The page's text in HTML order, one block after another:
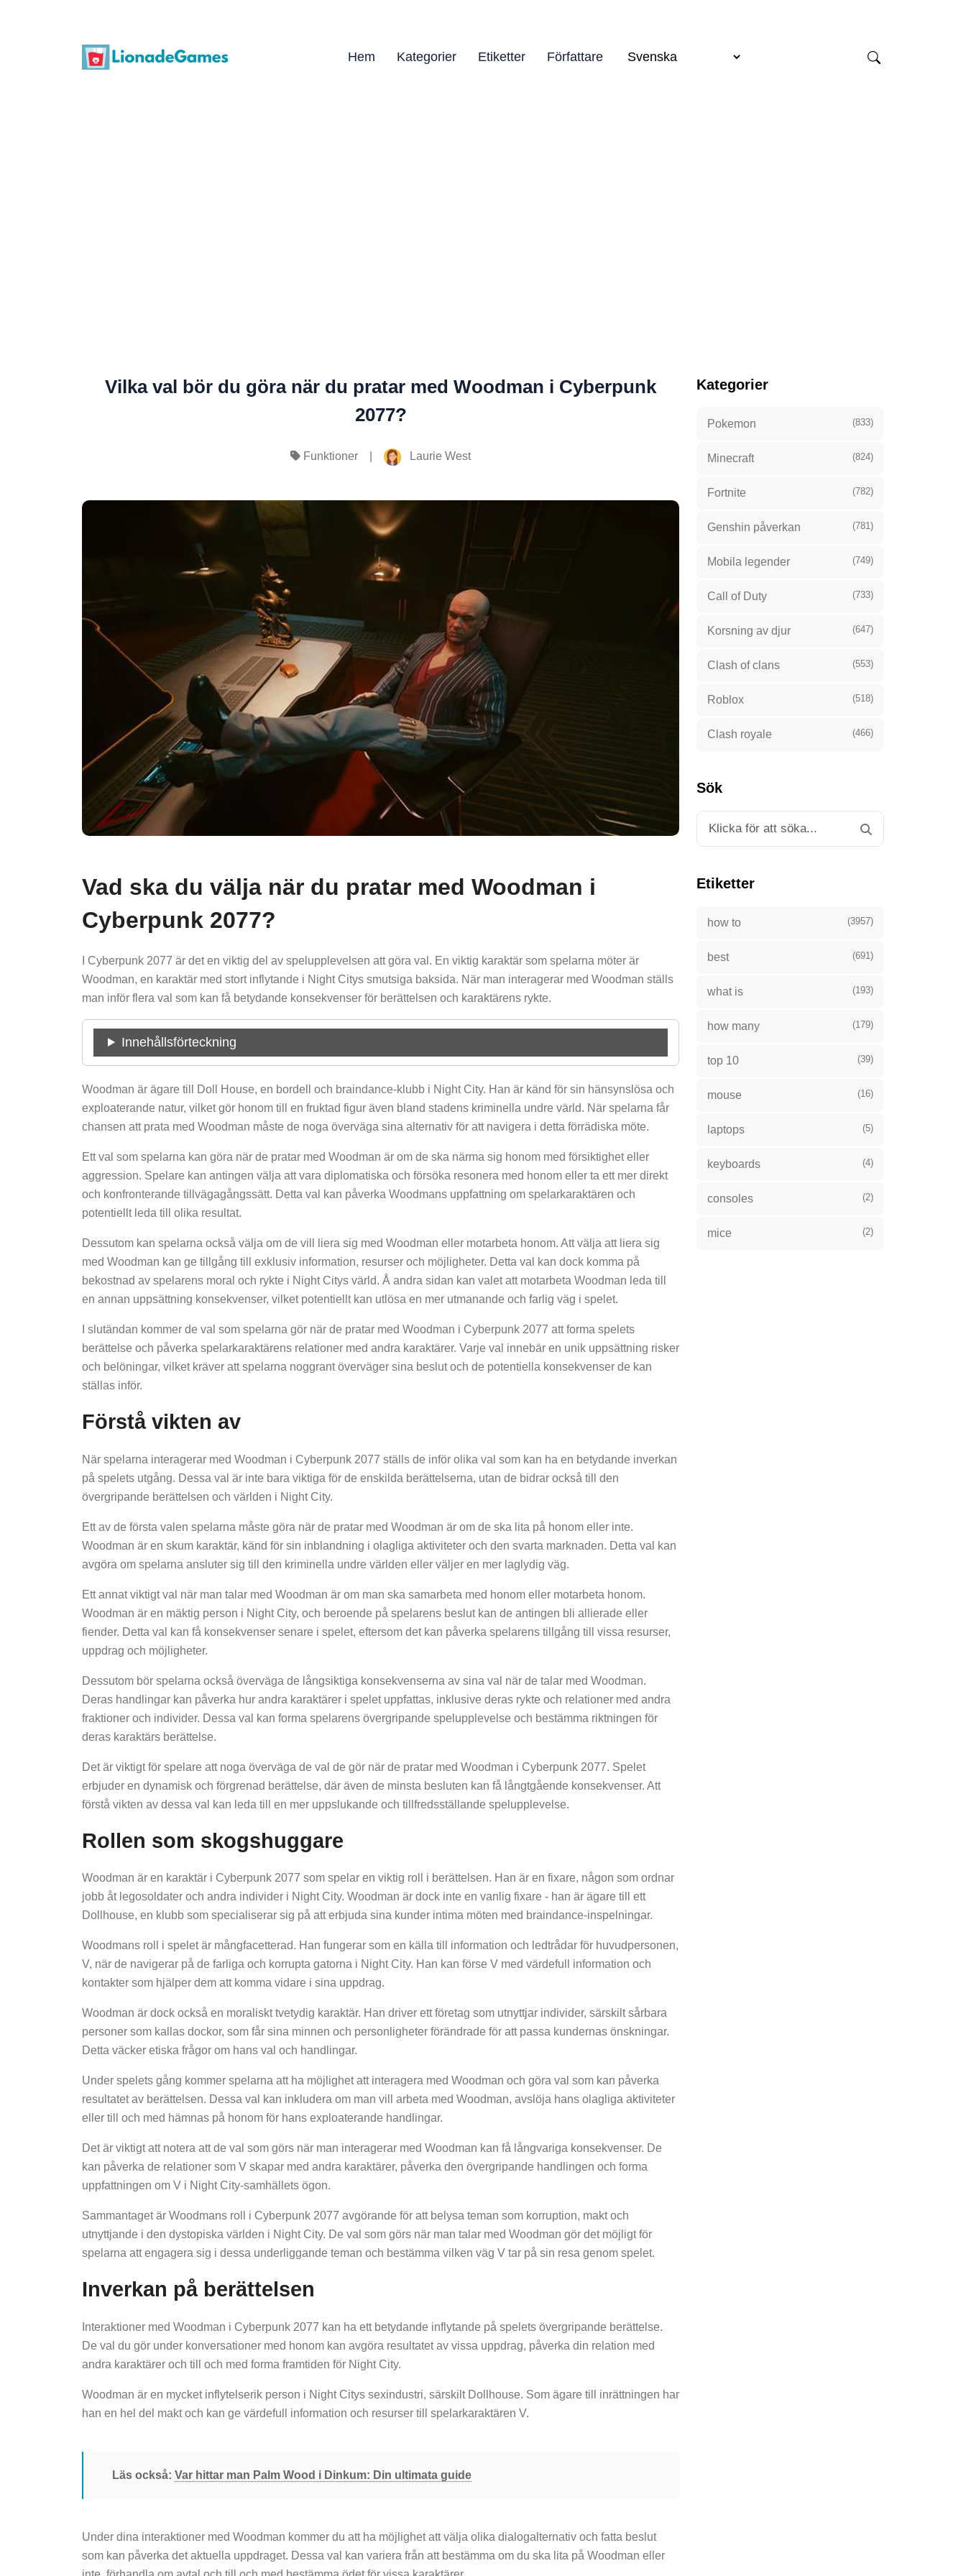
Hem Kategorier Etiketter Författare
Vilka val bör du göra när du pratar med Woodman i Cyberpunk
2077?
Funktioner Laurie West
Vad ska du välja när du pratar med Woodman i
Cyberpunk 2077?
I Cyberpunk 2077 är det en viktig del av spelupplevelsen att göra val. En viktig karaktär som spelarna möter är
Woodman, en karaktär med stort inflytande i Night Citys smutsiga baksida. När man interagerar med Woodman ställs
man inför flera val som kan få betydande konsekvenser för berättelsen och karaktärens rykte.
Innehållsförteckning
Woodman är ägare till Doll House, en bordell och braindance-klubb i Night City. Han är känd för sin hänsynslösa och
exploaterande natur, vilket gör honom till en fruktad figur även bland stadens kriminella undre värld. När spelarna får
chansen att prata med Woodman måste de noga överväga sina alternativ för att navigera i detta förrädiska möte.
Ett val som spelarna kan göra när de pratar med Woodman är om de ska närma sig honom med försiktighet eller
aggression. Spelare kan antingen välja att vara diplomatiska och försöka resonera med honom eller ta ett mer direkt
och konfronterande tillvägagångssätt. Detta val kan påverka Woodmans uppfattning om spelarkaraktären och
potentiellt leda till olika resultat.
Dessutom kan spelarna också välja om de vill liera sig med Woodman eller motarbeta honom. Att välja att liera sig
med Woodman kan ge tillgång till exklusiv information, resurser och möjligheter. Detta val kan dock komma på
bekostnad av spelarens moral och rykte i Night Citys värld. Å andra sidan kan valet att motarbeta Woodman leda till
en annan uppsättning konsekvenser, vilket potentiellt kan utlösa en mer utmanande och farlig väg i spelet.
I slutändan kommer de val som spelarna gör när de pratar med Woodman i Cyberpunk 2077 att forma spelets
berättelse och påverka spelarkaraktärens relationer med andra karaktärer. Varje val innebär en unik uppsättning risker
och belöningar, vilket kräver att spelarna noggrant överväger sina beslut och de potentiella konsekvenser de kan
ställas inför.
Förstå vikten av
När spelarna interagerar med Woodman i Cyberpunk 2077 ställs de inför olika val som kan ha en betydande inverkan
på spelets utgång. Dessa val är inte bara viktiga för de enskilda berättelserna, utan de bidrar också till den
övergripande berättelsen och världen i Night City.
Ett av de första valen spelarna måste göra när de pratar med Woodman är om de ska lita på honom eller inte.
Woodman är en skum karaktär, känd för sin inblandning i olagliga aktiviteter och den svarta marknaden. Detta val kan
avgöra om spelarna ansluter sig till den kriminella undre världen eller väljer en mer laglydig väg.
Ett annat viktigt val när man talar med Woodman är om man ska samarbeta med honom eller motarbeta honom.
Woodman är en mäktig person i Night City, och beroende på spelarens beslut kan de antingen bli allierade eller
fiender. Detta val kan få konsekvenser senare i spelet, eftersom det kan påverka spelarens tillgång till vissa resurser,
uppdrag och möjligheter.
Dessutom bör spelarna också överväga de långsiktiga konsekvenserna av sina val när de talar med Woodman.
Deras handlingar kan påverka hur andra karaktärer i spelet uppfattas, inklusive deras rykte och relationer med andra
fraktioner och individer. Dessa val kan forma spelarens övergripande spelupplevelse och bestämma riktningen för
deras karaktärs berättelse.
Det är viktigt för spelare att noga överväga de val de gör när de pratar med Woodman i Cyberpunk 2077. Spelet
erbjuder en dynamisk och förgrenad berättelse, där även de minsta besluten kan få långtgående konsekvenser. Att
förstå vikten av dessa val kan leda till en mer uppslukande och tillfredsställande spelupplevelse.
Rollen som skogshuggare
Woodman är en karaktär i Cyberpunk 2077 som spelar en viktig roll i berättelsen. Han är en fixare, någon som ordnar
jobb åt legosoldater och andra individer i Night City. Woodman är dock inte en vanlig fixare - han är ägare till ett
Dollhouse, en klubb som specialiserar sig på att erbjuda sina kunder intima möten med braindance-inspelningar.
Woodmans roll i spelet är mångfacetterad. Han fungerar som en källa till information och ledtrådar för huvudpersonen,
V, när de navigerar på de farliga och korrupta gatorna i Night City. Han kan förse V med värdefull information och
kontakter som hjälper dem att komma vidare i sina uppdrag.
Woodman är dock också en moraliskt tvetydig karaktär. Han driver ett företag som utnyttjar individer, särskilt sårbara
personer som kallas dockor, som får sina minnen och personligheter förändrade för att passa kundernas önskningar.
Detta väcker etiska frågor om hans val och handlingar.
Under spelets gång kommer spelarna att ha möjlighet att interagera med Woodman och göra val som kan påverka
resultatet av berättelsen. Dessa val kan inkludera om man vill arbeta med Woodman, avslöja hans olagliga aktiviteter
eller till och med hämnas på honom för hans exploaterande handlingar.
Det är viktigt att notera att de val som görs när man interagerar med Woodman kan få långvariga konsekvenser. De
kan påverka de relationer som V skapar med andra karaktärer, påverka den övergripande handlingen och forma
uppfattningen om V i Night City-samhällets ögon.
Sammantaget är Woodmans roll i Cyberpunk 2077 avgörande för att belysa teman som korruption, makt och
utnyttjande i den dystopiska världen i Night City. De val som görs när man talar med Woodman gör det möjligt för
spelarna att engagera sig i dessa underliggande teman och bestämma vilken väg V tar på sin resa genom spelet.
Inverkan på berättelsen
Interaktioner med Woodman i Cyberpunk 2077 kan ha ett betydande inflytande på spelets övergripande berättelse.
De val du gör under konversationer med honom kan avgöra resultatet av vissa uppdrag, påverka din relation med
andra karaktärer och till och med forma framtiden för Night City.
Woodman är en mycket inflytelserik person i Night Citys sexindustri, särskilt Dollhouse. Som ägare till inrättningen har
han en hel del makt och kan ge värdefull information och resurser till spelarkaraktären V.
Läs också: Var hittar man Palm Wood i Dinkum: Din ultimata guide
Under dina interaktioner med Woodman kommer du att ha möjlighet att välja olika dialogalternativ och fatta beslut
som kan påverka det aktuella uppdraget. Dessa val kan variera från att bestämma om du ska lita på Woodman eller
Kategorier
Pokemon (833)
Minecraft (824)
Fortnite (782)
Genshin påverkan (781)
Mobila legender (749)
Call of Duty (733)
Korsning av djur (647)
Clash of clans (553)
Roblox (518)
Clash royale (466)
Sök
Etiketter
how to (3957)
best (691)
what is (193)
how many (179)
top 10 (39)
mouse (16)
laptops (5)
keyboards (4)
consoles (2)
mice (2)